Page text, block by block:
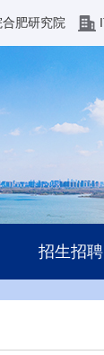
肥研究院
招生招聘